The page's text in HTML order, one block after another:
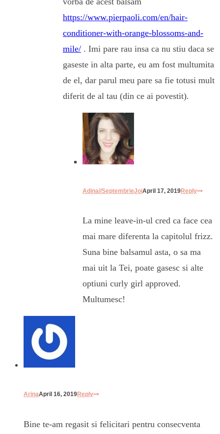
https://www.pierpaoli.com/en/hair-
conditioner-with-orange-blossoms-and-
mile/ . Imi pare rau insa ca nu stiu daca se
gaseste in alta parte, eu am fost multumita
de el, dar parul meu pare sa fie totusi mult
diferit de al tau (din ce ai povestit).
Adina//SeptembrieJoiApril 17, 2019Reply
La mine leave-in-ul cred ca face cea
mai mare diferenta la capitolul frizz.
Suna bine balsamul asta, o sa ma
mai uit la Tei, poate gasesc si alte
optiuni curly girl approved.
Multumesc!
ArinaApril 16, 2019Reply
Bine te-am regasit si felicitari pentru consecventa